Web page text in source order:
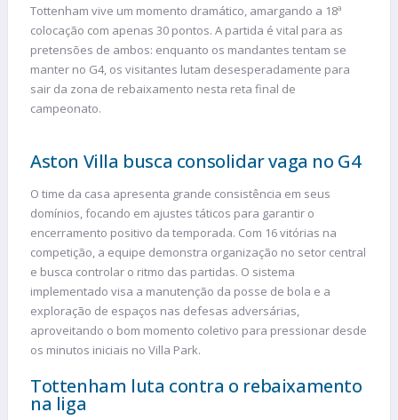
Tottenham vive um momento dramático, amargando a 18ª
colocação com apenas 30 pontos. A partida é vital para as
pretensões de ambos: enquanto os mandantes tentam se
manter no G4, os visitantes lutam desesperadamente para
sair da zona de rebaixamento nesta reta final de
campeonato.
Aston Villa busca consolidar vaga no G4
O time da casa apresenta grande consistência em seus
domínios, focando em ajustes táticos para garantir o
encerramento positivo da temporada. Com 16 vitórias na
competição, a equipe demonstra organização no setor central
e busca controlar o ritmo das partidas. O sistema
implementado visa a manutenção da posse de bola e a
exploração de espaços nas defesas adversárias,
aproveitando o bom momento coletivo para pressionar desde
os minutos iniciais no Villa Park.
Tottenham luta contra o rebaixamento
na liga